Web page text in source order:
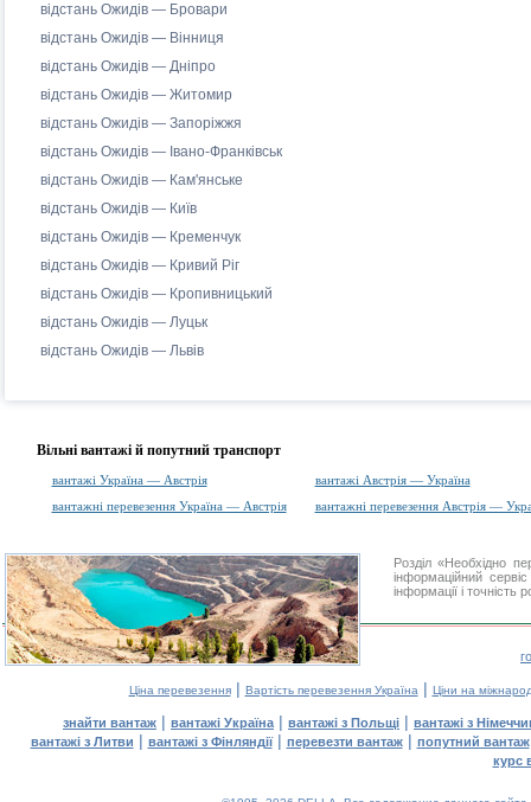
відстань Ожидів — Бровари
відстань Ожидів — Вінниця
відстань Ожидів — Дніпро
відстань Ожидів — Житомир
відстань Ожидів — Запоріжжя
відстань Ожидів — Івано-Франківськ
відстань Ожидів — Кам'янське
відстань Ожидів — Київ
відстань Ожидів — Кременчук
відстань Ожидів — Кривий Ріг
відстань Ожидів — Кропивницький
відстань Ожидів — Луцьк
відстань Ожидів — Львів
Вільні вантажі й попутний транспорт
вантажі Україна — Австрія
вантажі Австрія — Україна
вантажні перевезення Україна — Австрія
вантажні перевезення Австрія —
Розділ «Необхідно
інформаційний
інформації і
Ціна перевезення| Вартість перевезення Україна | Ціни на
знайти вантаж | вантажі Україна | вантажі з Польщі | вантажі з
вантажі з Литви | вантажі з Фінляндії| перевезти вантаж| попутний вантаж
курс